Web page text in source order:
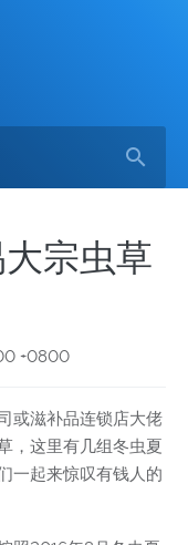
宗虫草
+0800
或滋补品连锁店大佬
，这里有几组冬虫夏
一起来惊叹有钱人的